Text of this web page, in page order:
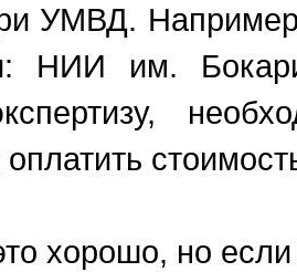
УМВД.
НИИ им.
хорошо, но